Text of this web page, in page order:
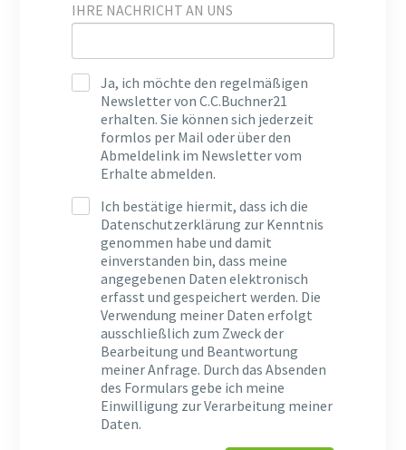
IHRE NACHRICHT AN UNS
Ja, ich möchte den regelmäßigen
Newsletter von C.C.Buchner21
erhalten. Sie können sich jederzeit
formlos per Mail oder über den
Abmeldelink im Newsletter vom
Erhalte abmelden.
Ich bestätige hiermit, dass ich die
Datenschutzerklärung zur Kenntnis
genommen habe und damit
einverstanden bin, dass meine
angegebenen Daten elektronisch
erfasst und gespeichert werden. Die
Verwendung meiner Daten erfolgt
ausschließlich zum Zweck der
Bearbeitung und Beantwortung
meiner Anfrage. Durch das Absenden
des Formulars gebe ich meine
Einwilligung zur Verarbeitung meiner
Daten.